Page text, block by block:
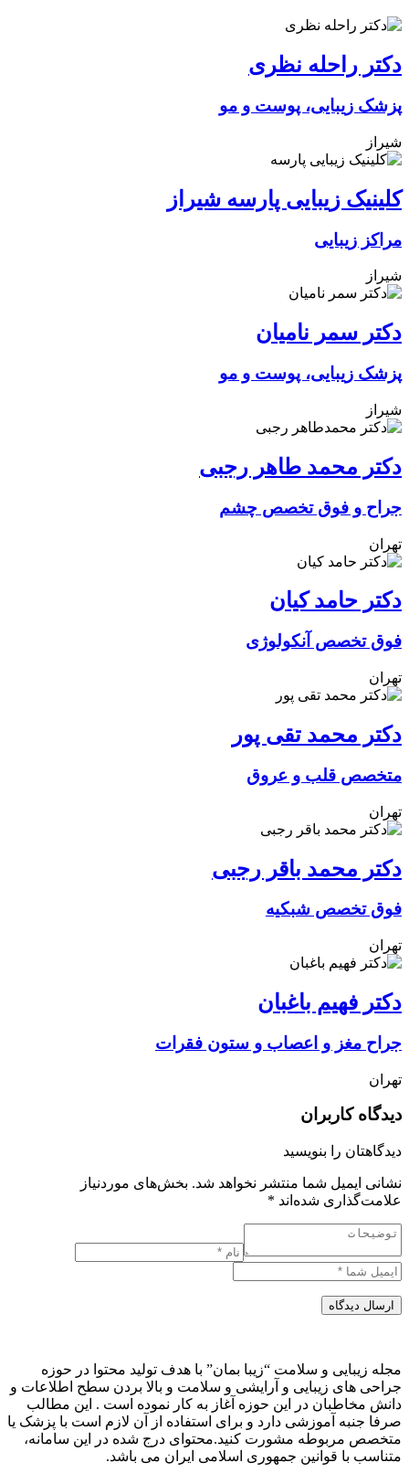
دکتر راحله نظری
پزشک زیبایی، پوست و مو
شیراز
کلینیک زیبایی پارسه شیراز
مراکز زیبایی
شیراز
دکتر سمر نامیان
پزشک زیبایی، پوست و مو
شیراز
دکتر محمد طاهر رجبی
جراح و فوق تخصص چشم
تهران
دکتر حامد کیان
فوق تخصص آنکولوژی
تهران
دکتر محمد تقی پور
متخصص قلب و عروق
تهران
دکتر محمد باقر رجبی
فوق تخصص شبکیه
تهران
دکتر فهیم باغبان
جراح مغز و اعصاب و ستون فقرات
تهران
دیدگاه کاربران
دیدگاهتان را بنویسید
نشانی ایمیل شما منتشر نخواهد شد. بخش‌های موردنیاز
علامت‌گذاری شده‌اند *
ارسال دیدگاه
مجله زیبایی و سلامت “زیبا بمان” با هدف تولید محتوا در حوزه
جراحی های زیبایی و آرایشی و سلامت و بالا بردن سطح اطلاعات و
دانش مخاطبان در این حوزه آغاز به کار نموده است . این مطالب
صرفا جنبه آموزشی دارد و برای استفاده از آن لازم است با پزشک یا
متخصص مربوطه مشورت کنید.محتوای درج شده در این سامانه،
متناسب با قوانین جمهوری اسلامی ایران می باشد.